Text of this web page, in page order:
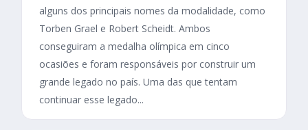
alguns dos principais nomes da modalidade, como
Torben Grael e Robert Scheidt. Ambos
conseguiram a medalha olímpica em cinco
ocasiões e foram responsáveis por construir um
grande legado no país. Uma das que tentam
continuar esse legado...